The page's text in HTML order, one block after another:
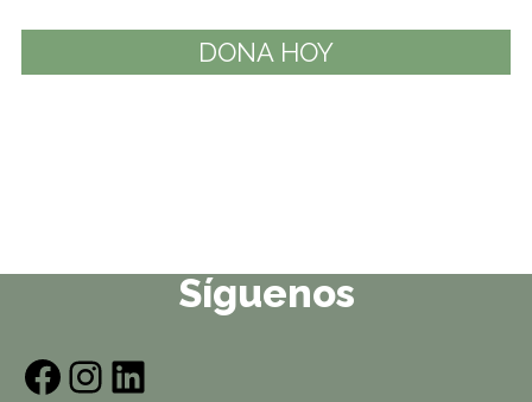
DONA HOY
Síguenos
Facebook
Instagram
LinkedIn